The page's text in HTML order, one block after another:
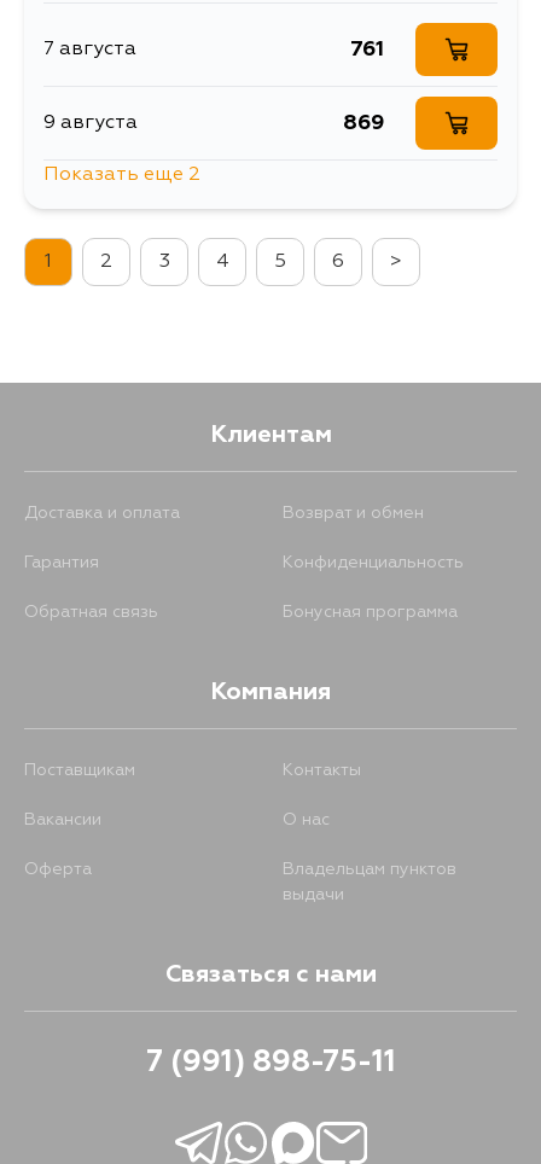
7 августа 761
9 августа 869
30 августа
Показать еще 2
1 2 3 4 5 6 >
Клиентам
Доставка и оплата Возврат и обмен
Гарантия Конфиденциальность
Обратная связь Бонусная программа
Компания
Поставщикам Контакты
Вакансии О нас
Оферта
Владельцам пунктов
выдачи
Связаться с нами
7 (991) 898-75-11